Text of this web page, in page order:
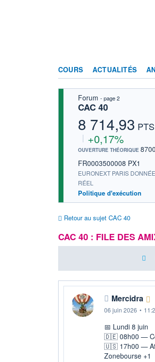
COURS ACTUALITÉS
Forum - page 2
CAC 40
8 714,93 PTS
+0,17%
OUVERTURE THÉORIQUE
FR0003500008 PX1
EURONEXT PARIS
RÉEL
Politique d'exécution
Retour au sujet CAC 40
CAC 40 : FILE DES
Mercidra
06 juin 2026 •
📅 Lundi 8 juin
🇩🇪 08h00 —
🇺🇸 17h00 —
Zonebourse +1